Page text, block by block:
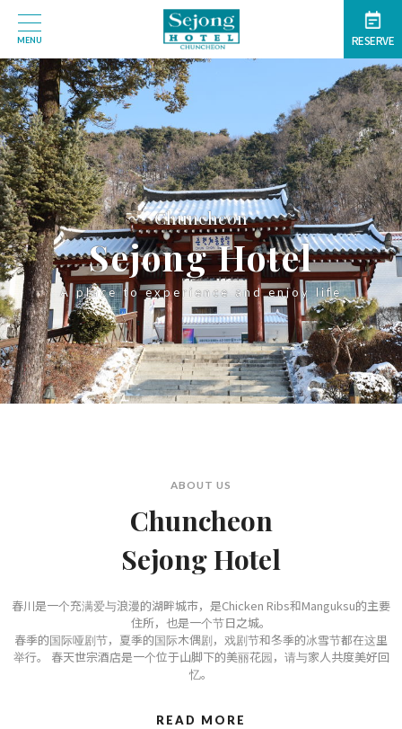
RESERVE
MENU
Chuncheon
Sejong Hotel
A place to experience and enjoy life
ABOUT US
Chuncheon
Sejong Hotel
春川是一个充满爱与浪漫的湖畔城市，是Chicken Ribs和Manguksu的主要
住所，也是一个节日之城。
春季的国际哑剧节，夏季的国际木偶剧，戏剧节和冬季的冰雪节都在这里
举行。 春天世宗酒店是一个位于山脚下的美丽花园，请与家人共度美好回
忆。
READ MORE